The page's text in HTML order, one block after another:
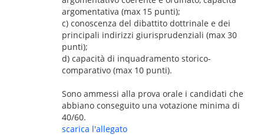
argomentativa (max 15 punti);
c) conoscenza del dibattito dottrinale e dei
principali indirizzi giurisprudenziali (max 30
punti);
d) capacità di inquadramento storico-
comparativo (max 10 punti).
Sono ammessi alla prova orale i candidati che
abbiano conseguito una votazione minima di
40/60.
scarica l'allegato